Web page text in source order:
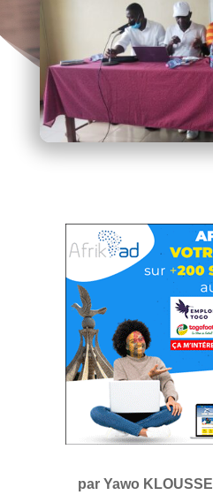
par Yawo KLOUSSE